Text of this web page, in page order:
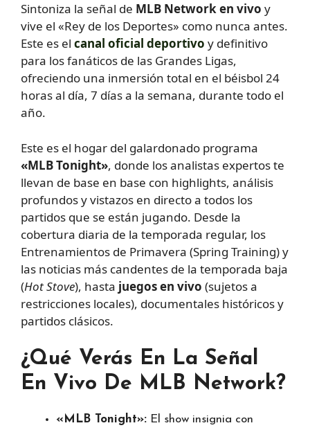
Sintoniza la señal de MLB Network en vivo y
vive el «Rey de los Deportes» como nunca antes.
Este es el canal oficial deportivo y definitivo
para los fanáticos de las Grandes Ligas,
ofreciendo una inmersión total en el béisbol 24
horas al día, 7 días a la semana, durante todo el
año.
Este es el hogar del galardonado programa
«MLB Tonight», donde los analistas expertos te
llevan de base en base con highlights, análisis
profundos y vistazos en directo a todos los
partidos que se están jugando. Desde la
cobertura diaria de la temporada regular, los
Entrenamientos de Primavera (Spring Training) y
las noticias más candentes de la temporada baja
(Hot Stove), hasta juegos en vivo (sujetos a
restricciones locales), documentales históricos y
partidos clásicos.
¿Qué Verás En La Señal
En Vivo De MLB Network?
«MLB Tonight»: El show insignia con